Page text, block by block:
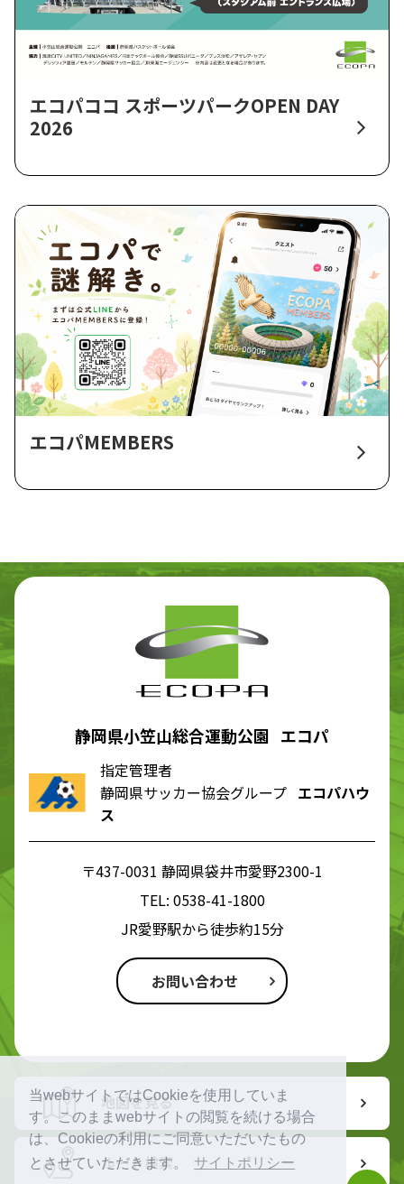
当webサイトではCookieを使用していま
す。このままwebサイトの閲覧を続ける場合
は、Cookieの利用にご同意いただいたもの
とさせていただきます。
サイトポリシー
エコパココ スポーツパークOPEN DAY
2026
エコパMEMBERS
静岡県小笠山総合運動公園 エコパ
指定管理者
静岡県サッカー協会グループ エコパハウ
ス
〒437-0031 静岡県袋井市愛野2300-1
TEL: 0538-41-1800
JR愛野駅から徒歩約15分
お問い合わせ
地図を見る
ルート検索